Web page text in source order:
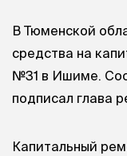
В Тюменской
средства на
№31 в Ишиме.
подписал глава
Капитальный